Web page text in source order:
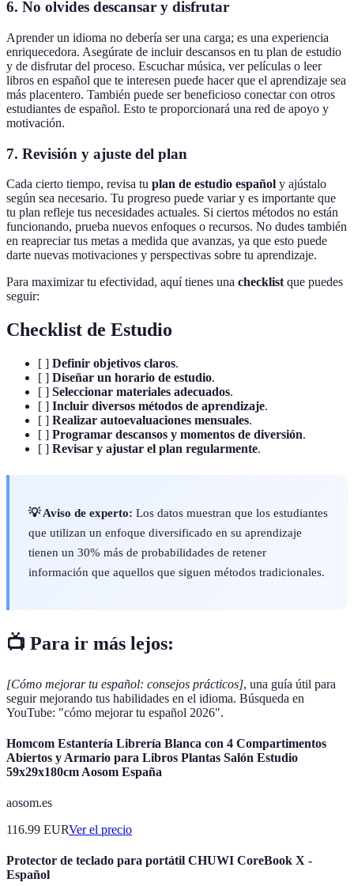
6. No olvides descansar y disfrutar
Aprender un idioma no debería ser una carga; es una experiencia
enriquecedora. Asegúrate de incluir descansos en tu plan de estudio
y de disfrutar del proceso. Escuchar música, ver películas o leer
libros en español que te interesen puede hacer que el aprendizaje sea
más placentero. También puede ser beneficioso conectar con otros
estudiantes de español. Esto te proporcionará una red de apoyo y
motivación.
7. Revisión y ajuste del plan
Cada cierto tiempo, revisa tu plan de estudio español y ajústalo
según sea necesario. Tu progreso puede variar y es importante que
tu plan refleje tus necesidades actuales. Si ciertos métodos no están
funcionando, prueba nuevos enfoques o recursos. No dudes también
en reapreciar tus metas a medida que avanzas, ya que esto puede
darte nuevas motivaciones y perspectivas sobre tu aprendizaje.
Para maximizar tu efectividad, aquí tienes una checklistque puedes
seguir:
Checklist de Estudio
[ ] Definir objetivos claros.
[ ] Diseñar un horario de estudio.
[ ] Seleccionar materiales adecuados.
[ ] Incluir diversos métodos de aprendizaje.
[ ] Realizar autoevaluaciones mensuales.
[ ] Programar descansos y momentos de diversión.
[ ] Revisar y ajustar el plan regularmente.
💡 Aviso de experto: Los datos muestran que los estudiantes
que utilizan un enfoque diversificado en su aprendizaje
tienen un 30% más de probabilidades de retener
información que aquellos que siguen métodos tradicionales.
📺 Para ir más lejos:
[Cómo mejorar tu español: consejos prácticos], una guía útil para
seguir mejorando tus habilidades en el idioma. Búsqueda en
YouTube: "cómo mejorar tu español 2026".
Homcom Estantería Librería Blanca con 4 Compartimentos
Abiertos y Armario para Libros Plantas Salón Estudio
59x29x180cm Aosom España
aosom.es
116.99 EURVer el precio
Protector de teclado para portátil CHUWI CoreBook X -
Español